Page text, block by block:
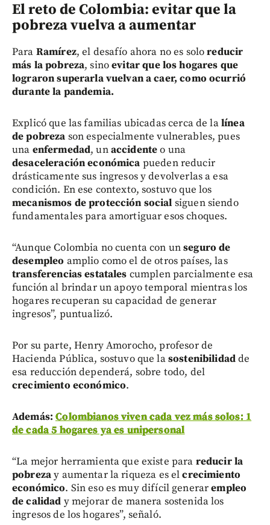
El reto de Colombia: evitar que la
pobreza vuelva a aumentar
Para Ramírez, el desafío ahora no es soloreducir
más la pobreza, sinoevitar que los hogares que
lograron superarla vuelvan a caer, como ocurrió
durante la pandemia.
Explicó que las familias ubicadas cerca de lalínea
de pobreza son especialmente vulnerables, pues
una enfermedad, unaccidenteo una
desaceleración económica pueden reducir
drásticamente sus ingresos y devolverlas a esa
condición. En ese contexto, sostuvo que los
mecanismos de protección social siguen siendo
fundamentales para amortiguar esos choques.
“Aunque Colombia no cuenta con unseguro de
desempleo amplio como el de otros países, las
transferencias estatales cumplen parcialmente esa
función al brindar un apoyo temporal mientras los
hogares recuperan su capacidad de generar
ingresos”, puntualizó.
Por su parte, Henry Amorocho, profesor de
Hacienda Pública, sostuvo que lasostenibilidadde
esa reducción dependerá, sobre todo, del
crecimiento económico.
Además:Colombianos viven cada vez más solos: 1
de cada 5 hogares ya es unipersonal
“La mejor herramienta que existe para reducir la
pobrezay aumentar la riqueza es elcrecimiento
económico. Sin eso es muy difícil generarempleo
de calidad y mejorar de manera sostenida los
ingresos de los hogares”, señaló.